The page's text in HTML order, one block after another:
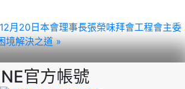
12月20日本會理事長張榮味拜會工程會主委
境解決之道 »
官方帳號